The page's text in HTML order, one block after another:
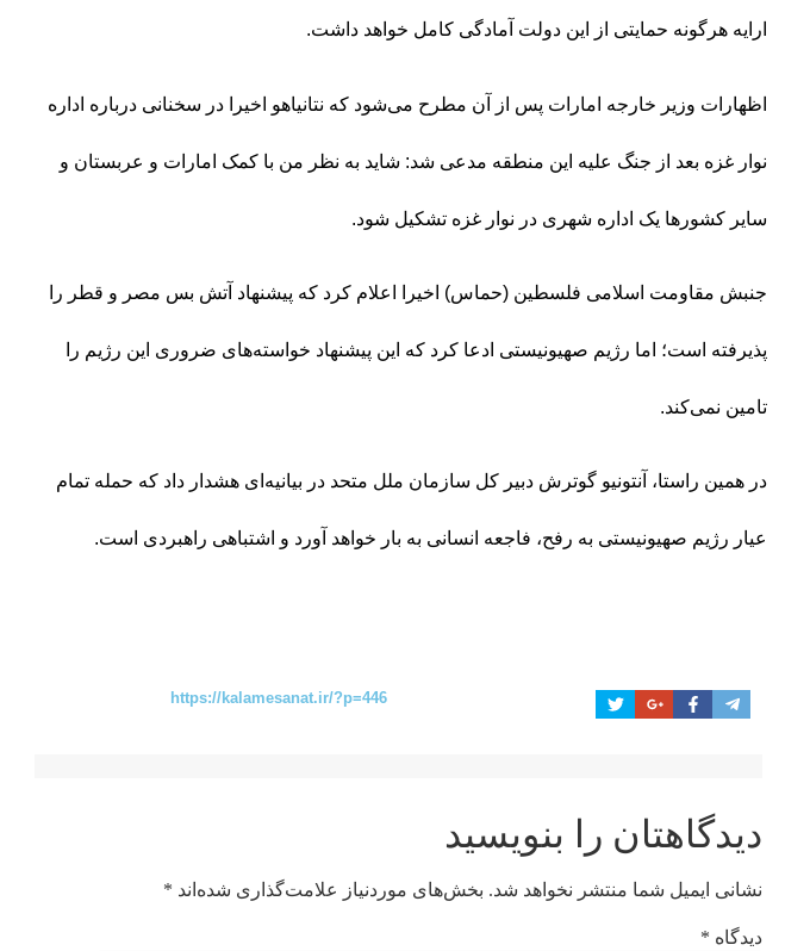
ارایه هرگونه حمایتی از این دولت آمادگی کامل خواهد داشت.
اظهارات وزیر خارجه امارات پس از آن مطرح می‌شود که نتانیاهو اخیرا در سخنانی درباره اداره
نوار غزه بعد از جنگ علیه این منطقه مدعی شد: شاید به نظر من با کمک امارات و عربستان و
سایر کشورها یک اداره شهری در نوار غزه تشکیل شود.
جنبش مقاومت اسلامی فلسطین (حماس) اخیرا اعلام کرد که پیشنهاد آتش بس مصر و قطر را
پذیرفته است؛ اما رژیم صهیونیستی ادعا کرد که این پیشنهاد خواسته‌های ضروری این رژیم را
تامین نمی‌کند.
در همین راستا، آنتونیو گوترش دبیر کل سازمان ملل متحد در بیانیه‌ای هشدار داد که حمله تمام
عیار رژیم صهیونیستی به رفح، فاجعه انسانی به بار خواهد آورد و اشتباهی راهبردی است.
https://kalamesanat.ir/?p=446
دیدگاهتان را بنویسید
نشانی ایمیل شما منتشر نخواهد شد. بخش‌های موردنیاز علامت‌گذاری شده‌اند *
دیدگاه *